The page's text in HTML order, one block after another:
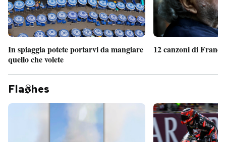
In spiaggia potete portarvi da mangiare
quello che volete
12 canzoni di
Fla hes